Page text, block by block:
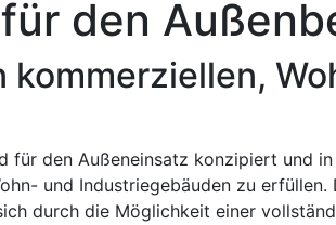
den
für den Außeneinsatz konzipiert und
und Industriegebäuden zu
durch die Möglichkeit einer